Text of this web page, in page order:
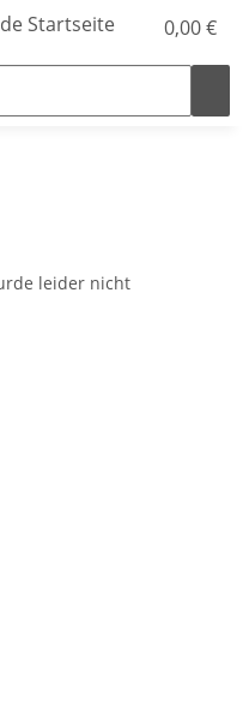
0,00 €
leider nicht